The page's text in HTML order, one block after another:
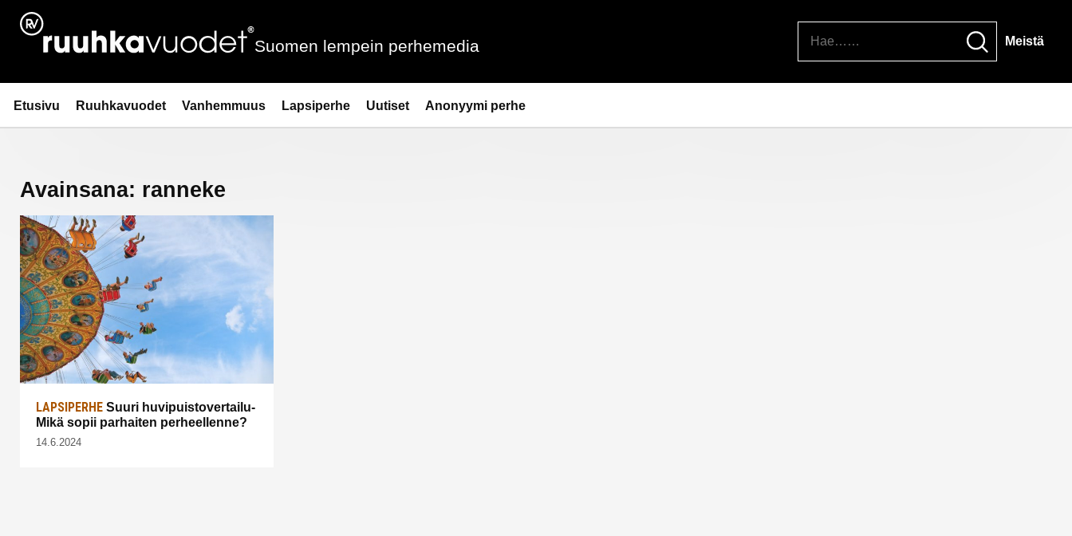
Siirry
sisältöön
Ruuhkavuodet.fi
Suomen lempein perhemedia Meistä
Etusivu Ruuhkavuodet Vanhemmuus Lapsiperhe Uutiset Anonyymi perhe
Avainsana: ranneke
LAPSIPERHE Suuri huvipuistovertailu-
Mikä sopii parhaiten perheellenne?
14.6.2024